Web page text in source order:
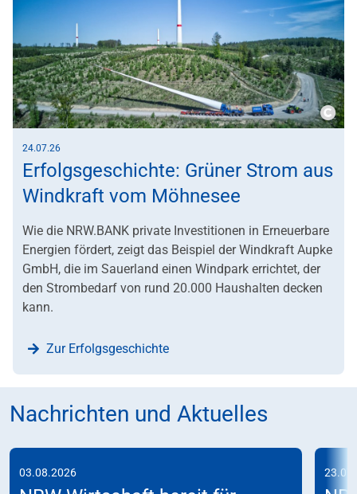
24.07.26
Erfolgsgeschichte: Grüner Strom aus
Windkraft vom Möhnesee
Wie die NRW.BANK private Investitionen in Erneuerbare
Energien fördert, zeigt das Beispiel der Windkraft Aupke
GmbH, die im Sauerland einen Windpark errichtet, der
den Strombedarf von rund 20.000 Haushalten decken
kann.
Zur Erfolgsgeschichte
Nachrichten und Aktuelles
03.08.2026